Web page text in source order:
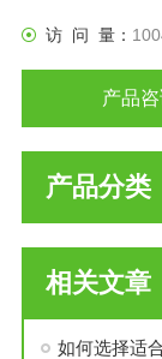
访 问 量：
产品
产品分类
相关文章
如何选择适